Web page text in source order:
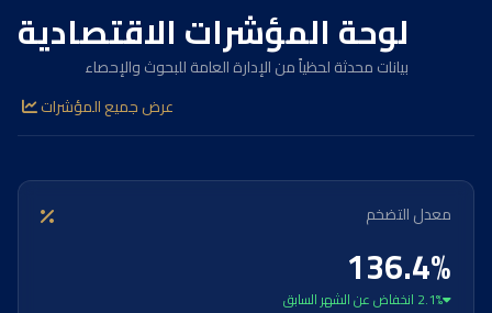
لوحة المؤشرات الاقتصادية
بيانات محدثة لحظياً من الإدارة العامة للبحوث والإحصاء
عرض جميع المؤشرات
معدل التضخم
136.4%
2.1% انخفاض عن الشهر السابق